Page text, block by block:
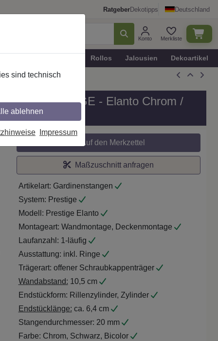
RatgeberDekotipps Deutschland
Konto Merkliste
Rollos Jalousien Dekoartikel
PRESTIGE - Elanto Chrom /
Auf den Merkzettel
Maßzuschnitt anfragen
Artikelart: Gardinenstangen
System: Prestige
Modell: Prestige Elanto
Montageart: Wandmontage, Deckenmontage
Laufanzahl: 1-läufig
Ausstattung: inkl. Ringe
Trägerart: offener Schraubkappenträger
Wandabstand: 10,5 cm
Endstückform: Rillenzylinder, Zylinder
Endstücklänge: ca. 6,4 cm
Stangendurchmesser: 20 mm
Farbe: Chrom, Schwarz, Bicolor
sind technisch
ablehnen
Impressum